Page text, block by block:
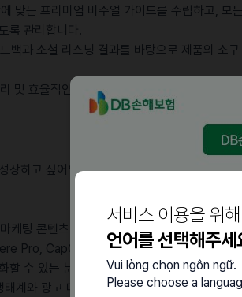
서비스 이용을 위해
언어를 선택해주세
Vui lòng chọn ngôn ngữ.
Please choose a
맞는 프리미엄 비주얼 가이드를 수립하고, 모
록 관리합니다.
백과 소셜 리스닝 결과를 바탕으로 제품의 소
및 효율적인 콘텐츠 제작 프로세스를 정립하여
장하고 싶어요]
케팅 콘텐츠 제작 경험을 1년 이상 보유하신 분
Pro, CapCut, Adobe Photoshop 등 영상 및
할 수 있는 분이 필요합니다.
계와 광고 매체에 대한 높은 이해도를 바탕으